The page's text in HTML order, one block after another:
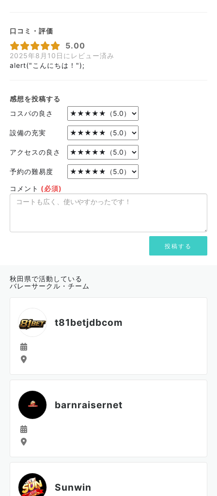
口コミ・評価
5.00
2025年8月10日にレビュー済み
alert("こんにちは！");
感想を投稿する
コスパの良さ
設備の充実
アクセスの良さ
予約の難易度
コメント (必須)
秋田県で活動している
バレーサークル・チーム
t81betjdbcom
barnraisernet
Sunwin